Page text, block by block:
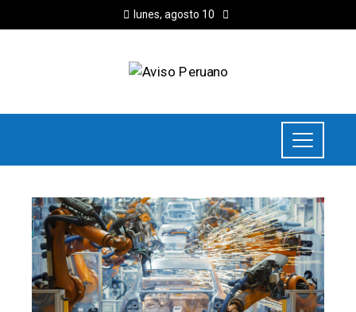
lunes, agosto 10